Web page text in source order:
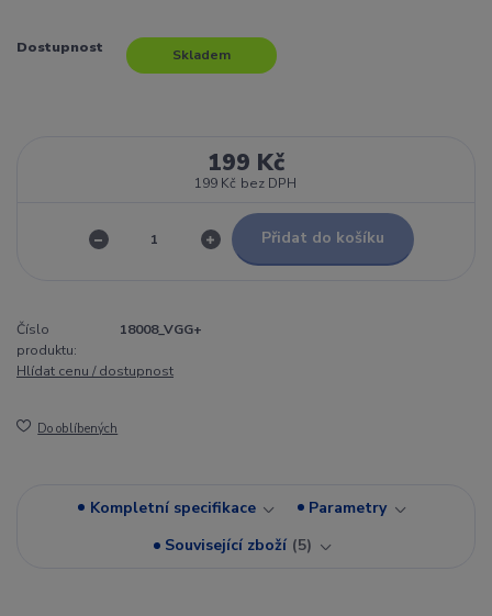
Dostupnost Skladem
199 Kč
199 Kč bez DPH
Přidat do košíku
Číslo
produktu:
18008_VGG+
Hlídat cenu / dostupnost
Do oblíbených
Kompletní specifikace
Parametry
Související zboží 5